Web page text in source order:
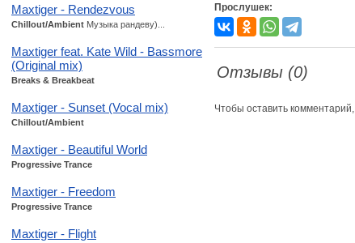
Maxtiger - Rendezvous
Chillout/Ambient Музыка рандеву)...
Maxtiger feat. Kate Wild - Bassmore
(Original mix)
Breaks & Breakbeat
Maxtiger - Sunset (Vocal mix)
Chillout/Ambient
Maxtiger - Beautiful World
Progressive Trance
Maxtiger - Freedom
Progressive Trance
Maxtiger - Flight
Прослушек:
Отзывы (0)
Чтобы оставить комментарий,